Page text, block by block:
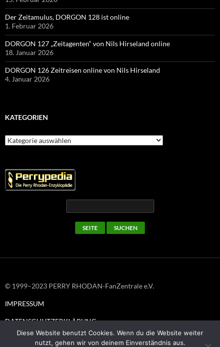
Der Zeitamulus, DORGON 128 ist online
1. Februar 2026
DORGON 127 „Zeitagenten“ von Nils Hirseland online
18. Januar 2026
DORGON 126 Zeitreisen online von Nils Hirseland
4. Januar 2026
KATEGORIEN
Kategorien
© 1999–2023 PERRY RHODAN-FanZentrale e.V.
IMPRESSUM
DATENSCHUTZERKLÄRUNG
Diese Website benutzt Cookies. Wenn du die Website weiter
nutzt, gehen wir von deinem Einverständnis aus.